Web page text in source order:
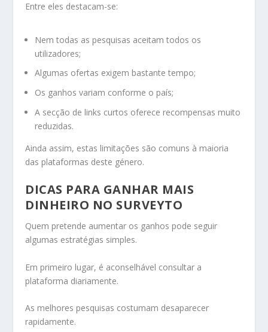
Entre eles destacam-se:
Nem todas as pesquisas aceitam todos os
utilizadores;
Algumas ofertas exigem bastante tempo;
Os ganhos variam conforme o país;
A secção de links curtos oferece recompensas muito
reduzidas.
Ainda assim, estas limitações são comuns à maioria
das plataformas deste género.
DICAS PARA GANHAR MAIS
DINHEIRO NO SURVEYTO
Quem pretende aumentar os ganhos pode seguir
algumas estratégias simples.
Em primeiro lugar, é aconselhável consultar a
plataforma diariamente.
As melhores pesquisas costumam desaparecer
rapidamente.